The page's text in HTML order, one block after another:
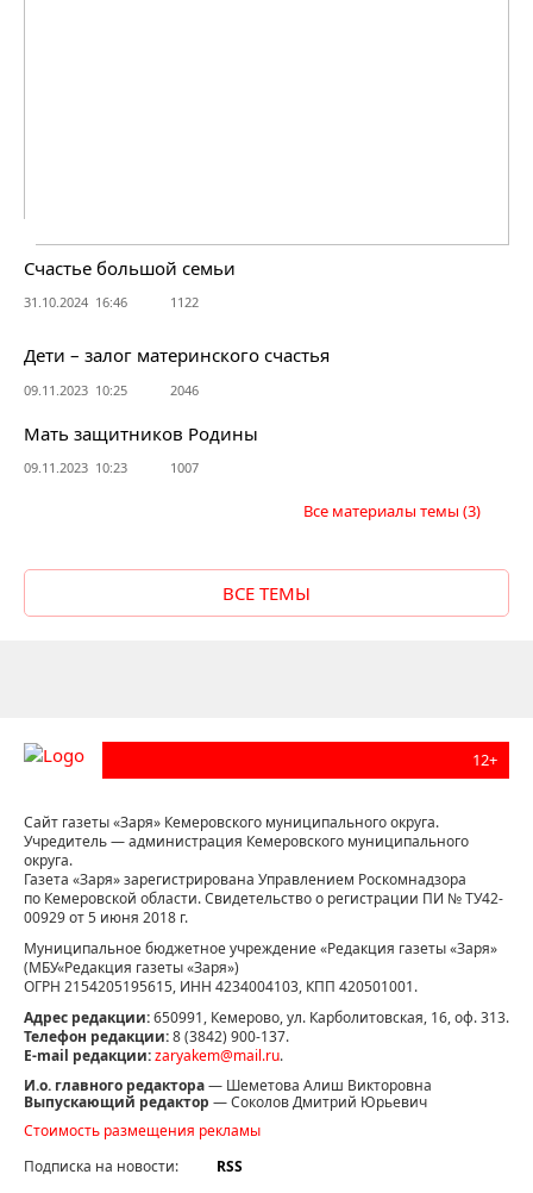
Счастье большой семьи
31.10.2024 16:46 1122
Дети – залог материнского счастья
09.11.2023 10:25 2046
Мать защитников Родины
09.11.2023 10:23 1007
Все материалы темы (3)
ВСЕ ТЕМЫ
12+
Сайт газеты «Заря» Кемеровского муниципального округа.
Учредитель — администрация Кемеровского муниципального
округа.
Газета «Заря» зарегистрирована Управлением Роскомнадзора
по Кемеровской области. Свидетельство о регистрации ПИ № ТУ42-
00929 от 5 июня 2018 г.
Муниципальное бюджетное учреждение «Редакция газеты «Заря»
(МБУ«Редакция газеты «Заря»)
ОГРН 2154205195615, ИНН 4234004103, КПП 420501001.
Адрес редакции:650991, Кемерово, ул. Карболитовская, 16, оф. 313.
Телефон редакции:8 (3842) 900-137.
E-mail редакции:zaryakem@mail.ru.
И.о. главного редактора— Шеметова Алиш Викторовна
Выпускающий редактор — Соколов Дмитрий Юрьевич
Стоимость размещения рекламы
Подписка на новости:
RSS